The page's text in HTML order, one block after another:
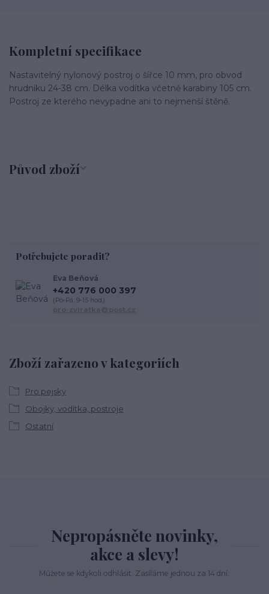
Kompletní specifikace
Nastavitelný nylonový postroj o šířce 10 mm, pro obvod
hrudníku 24-38 cm. Délka vodítka včetně karabiny 105 cm.
Postroj ze kterého nevypadne ani to nejmenší štěně.
Původ zboží
Zboží zařazeno v kategoriích
Pro pejsky
Obojky, vodítka, postroje
Ostatní
Potřebujete poradit?
Eva Beňová
+420 776 000 397
(Po-Pá, 9-15 hod.)
pro-zviratka@post.cz
Nepropásněte novinky,
akce a slevy!
Můžete se kdykoli odhlásit. Zasíláme jednou za 14 dní.